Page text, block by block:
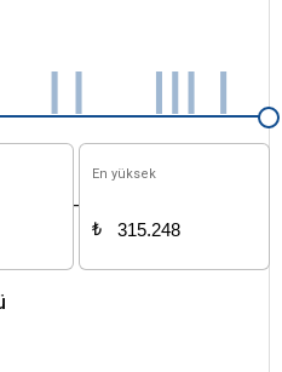
-
En yüksek
₺